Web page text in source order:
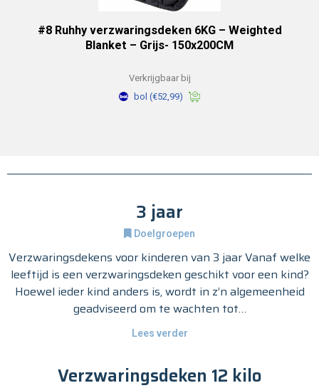
#8 Ruhhy verzwaringsdeken 6KG – Weighted
Blanket – Grijs- 150x200CM
Verkrijgbaar bij
bol (€52,99)
3 jaar
Doelgroepen
Verzwaringsdekens voor kinderen van 3 jaar Vanaf welke
leeftijd is een verzwaringsdeken geschikt voor een kind?
Hoewel ieder kind anders is, wordt in z’n algemeenheid
geadviseerd om te wachten tot…
Lees verder
Verzwaringsdeken 12 kilo